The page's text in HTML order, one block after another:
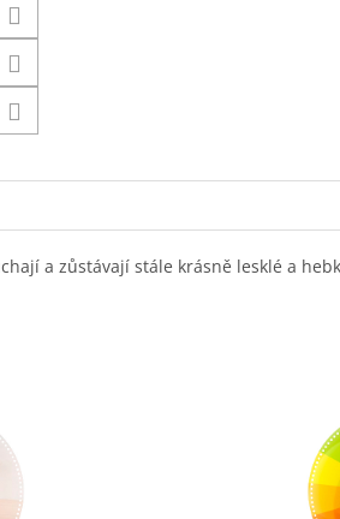
a zůstávají stále krásně lesklé a